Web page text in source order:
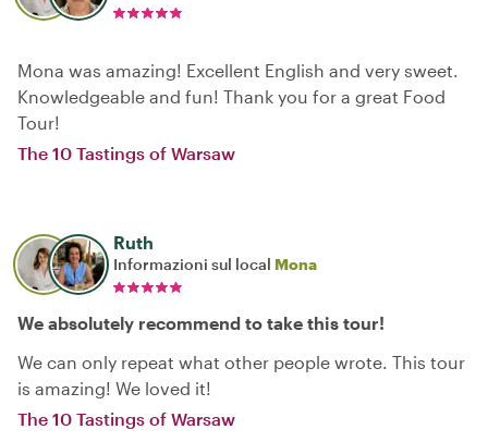
Mona was amazing! Excellent English and very sweet.
Knowledgeable and fun! Thank you for a great Food
Tour!
The 10 Tastings of Warsaw
Ruth
Informazioni sul local Mona
We absolutely recommend to take this tour!
We can only repeat what other people wrote. This tour
is amazing! We loved it!
The 10 Tastings of Warsaw